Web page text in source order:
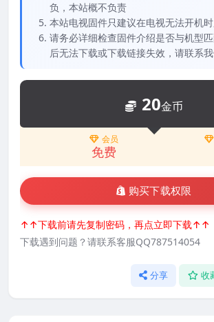
负，本站概不负责
本站电视固件只建议在电视无法开机
请务必详细检查固件介绍是否与机型
后无法下载或下载链接失效，请联系
20金币
会员
免费
购买下载权限
↑↑下载前请先复制密码，再点立即下载↑↑
下载遇到问题？请联系客服QQ787514054
分享 收